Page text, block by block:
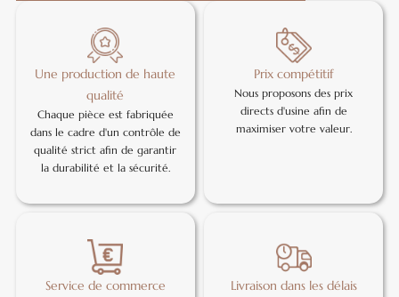
Une production de haute
qualité
Chaque pièce est fabriquée
dans le cadre d'un contrôle de
qualité strict afin de garantir
la durabilité et la sécurité.
Prix compétitif
Nous proposons des prix
directs d'usine afin de
maximiser votre valeur.
Service de commerce
Livraison dans les délais